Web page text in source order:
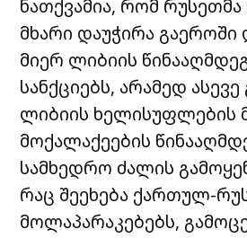
ნათქვამია, რომ
მხარი დაუჭირა
მიერ ლიბიის
სანქციებს, არამედ
ლიბიის ხელისუფლების
მოქალაქეების
სამხედრო ძალის
რაც შეეხება ქართულ-
მოლაპარაკებებს,